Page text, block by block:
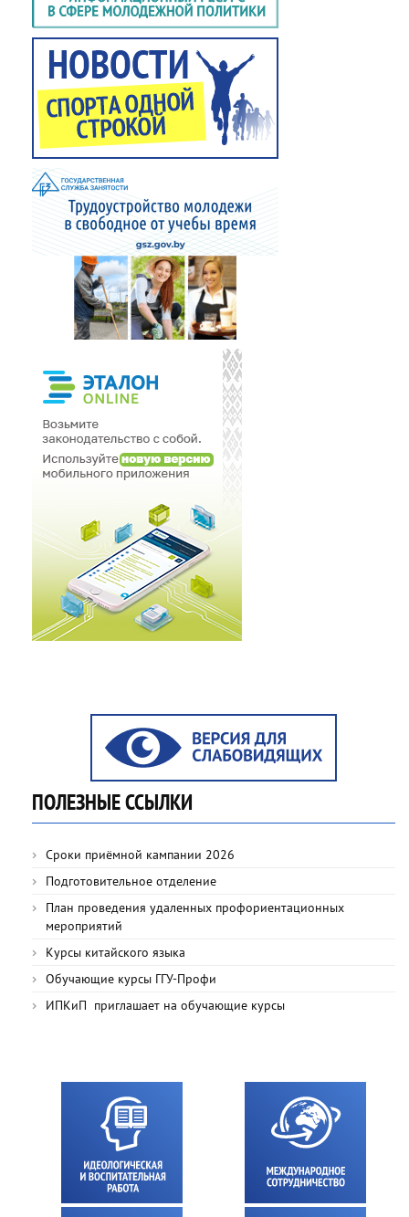
ПОЛЕЗНЫЕ ССЫЛКИ
Сроки приёмной кампании 2026
Подготовительное отделение
План проведения удаленных профориентационных
мероприятий
Курсы китайского языка
Обучающие курсы ГГУ-Профи
ИПКиП приглашает на обучающие курсы